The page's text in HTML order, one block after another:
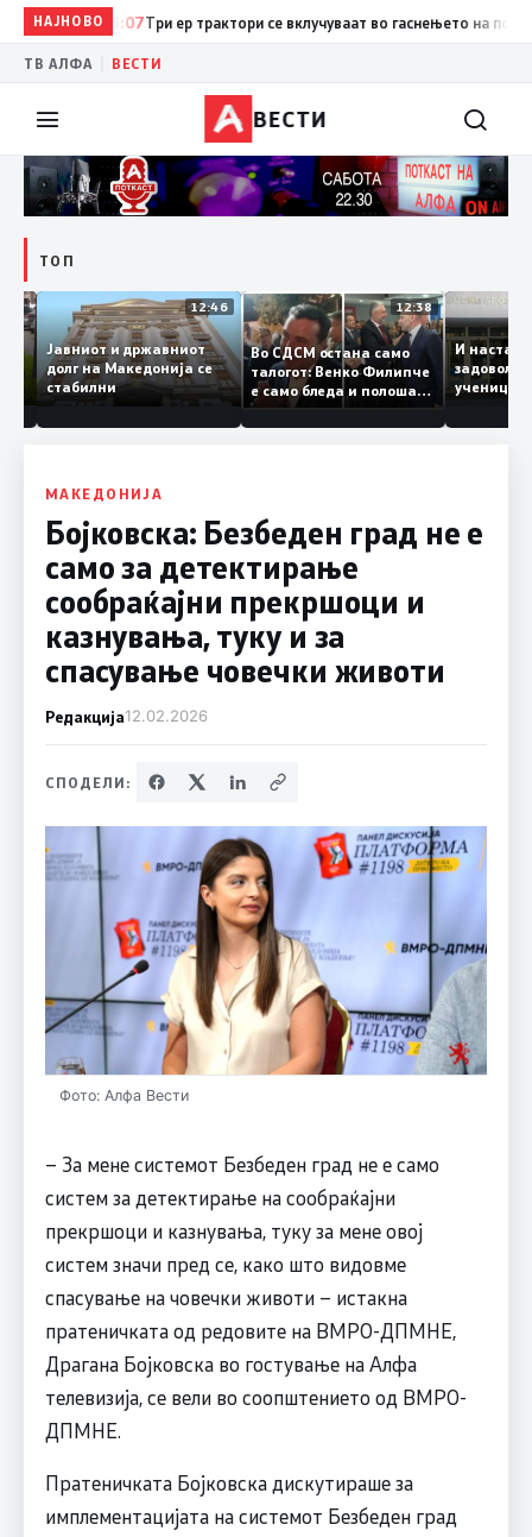
НАЈНОВО
13:07 Три ер трактори се вклучуваат во гаснењето на пожарот
ТВ АЛФА ВЕСТИ
ВЕСТИ
ТОП
12:47
ги
12:46
Јавниот и државниот
долг на Македонија се
стабилни
12:38
Во СДСМ остана само
талогот: Венко Филипче
е само бледа и полоша
копија дури и од Зоран
Заев
И
МАКЕДОНИЈА
Бојковска: Безбеден град не е
само за детектирање
сообраќајни прекршоци и
казнувања, туку и за
спасување човечки животи
Редакција12.02.2026
СПОДЕЛИ:
Фото: Алфа Вести
– За мене системот Безбеден град не е само
систем за детектирање на сообраќајни
прекршоци и казнувања, туку за мене овој
систем значи пред се, како што видовме
спасување на човечки животи – истакна
пратеничката од редовите на ВМРО-ДПМНЕ,
Драгана Бојковска во гостување на Алфа
телевизија, се вели во соопштението од ВМРО-
ДПМНЕ.
Пратеничката Бојковска дискутираше за
имплементацијата на системот Безбеден град